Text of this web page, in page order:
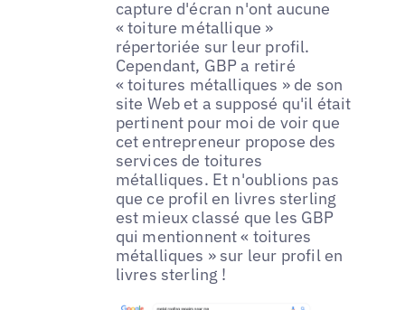
capture d'écran n'ont aucune
« toiture métallique »
répertoriée sur leur profil.
Cependant, GBP a retiré
« toitures métalliques » de son
site Web et a supposé qu'il était
pertinent pour moi de voir que
cet entrepreneur propose des
services de toitures
métalliques. Et n'oublions pas
que ce profil en livres sterling
est mieux classé que les GBP
qui mentionnent « toitures
métalliques » sur leur profil en
livres sterling !